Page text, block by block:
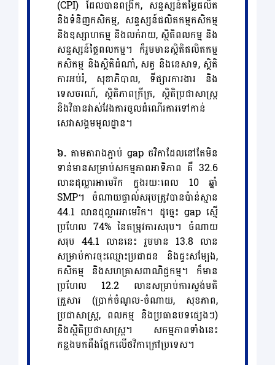
(CPI) ដែលបានពង្រីក, សន្ទស្សន៍តម្លៃផលិត
និងទំនិញកសិកម្ម, សន្ទស្សន៍ផលិតកម្មកសិកម្ម
និងឧស្សាហកម្ម និងលក់រាយ, ស្ថិតិពលកម្ម និង
សន្ទស្សន៍ថ្លៃពលកម្ម។ ក៏រួមមានស្ថិតិផលិតកម្ម
កសិកម្ម និងស្ថិតិដំណាំ, សត្វ និងនេសាទ, ស្ថិតិ
ការអប់រំ, សុខាភិបាល, ទីផ្សារការងារ និង
ទេសចរណ៍, ស្ថិតិភាពក្រីក្រ, ស្ថិតិប្រជាសាស្ត្រ
និងវិធានវាស់វែងការចូលដំណើរការទៅកាន់
សេវាសង្គមមូលដ្ឋាន។
៦. តាមតារាងភ្ជាប់ gap ថវិកាដែលនៅតែមិន
ទាន់មានសម្រាប់សកម្មភាពអាទិភាព គឺ 32.6
លានដុល្លារអាមេរិក ក្នុងរយៈពេល 10 ឆ្នាំ
SMP។ ចំណាយផ្ទាល់សរុបត្រូវបានប៉ាន់ស្មាន
44.1 លានដុល្លារអាមេរិក។ ដូច្នេះ gap ស្មើ
ប្រហែល 74% នៃតម្រូវការសរុប។ ចំណាយ
សរុប 44.1 លាននេះ រួមមាន 13.8 លាន
សម្រាប់ការចុះឈ្មោះប្រជាជន និងផ្ទះសម្បែង,
កសិកម្ម និងសហគ្រាសពាណិជ្ជកម្ម។ ក៏មាន
ប្រហែល 12.2 លានសម្រាប់ការស្ទង់មតិ
គ្រួសារ (ប្រាក់ចំណូល-ចំណាយ, សុខភាព,
ប្រជាសាស្ត្រ, ពលកម្ម និងប្រធានបទផ្សេងៗ)
និងស្ថិតិប្រជាសាស្ត្រ។ សកម្មភាពទាំងនេះ
កន្លងមកពឹងផ្អែកលើថវិកាក្រៅប្រទេស។